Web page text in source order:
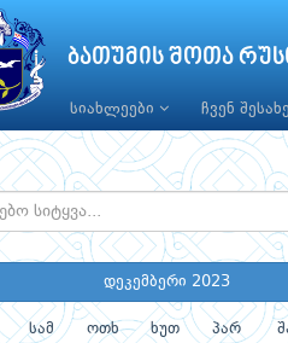
ბათუმის შოთა
სიახლეები ჩვენ
დეკემბერი 2023
სამ ოთხ ხუთ პარ